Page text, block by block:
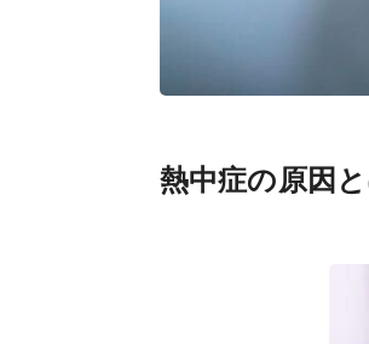
熱中症の原因と